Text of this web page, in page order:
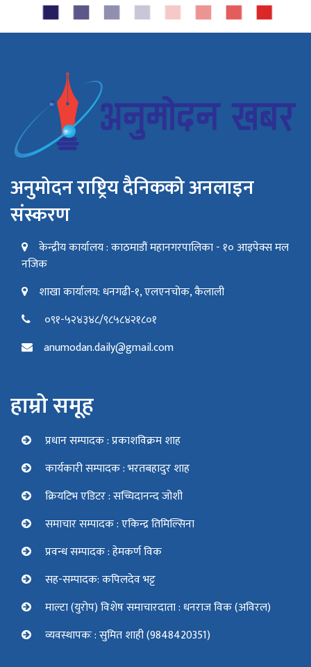
अनुमोदन राष्ट्रिय दैनिकको अनलाइन
संस्करण
केन्द्रीय कार्यालय : काठमाडौं महानगरपालिका - १० आइपेक्स मल
नजिक
शाखा कार्यालय: धनगढी-१, एलएनचोक, कैलाली
०९१-५२४३४८/९८५८४२१८०१
anumodan.daily@gmail.com
हाम्रो समूह
प्रधान सम्पादक : प्रकाशविक्रम शाह
कार्यकारी सम्पादक : भरतबहादुर शाह
क्रियटिभ एडिटर : सच्चिदानन्द जोशी
समाचार सम्पादक : एकिन्द्र तिमिल्सिना
प्रवन्ध सम्पादक : हेमकर्ण विक
सह-सम्पादक: कपिलदेव भट्ट
माल्टा (युरोप) विशेष समाचारदाता : धनराज विक (अविरल)
व्यवस्थापकः : सुमित शाही (9848420351)